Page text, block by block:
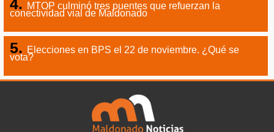
MTOP culminó tres puentes que refuerzan la
conectividad vial de Maldonado
Elecciones en BPS el 22 de noviembre. ¿Qué se
vota?